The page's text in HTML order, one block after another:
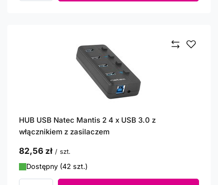
HUB USB Natec Mantis 2 4 x USB 3.0 z
włącznikiem z zasilaczem
82,56 zł / szt.
Dostępny (42 szt.)